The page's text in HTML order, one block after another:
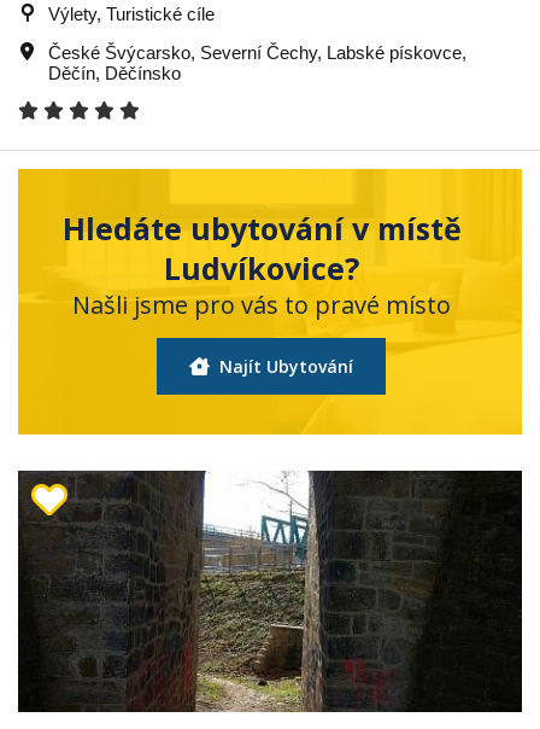
Výlety, Turistické cíle
České Švýcarsko, Severní Čechy, Labské pískovce,
Děčín, Děčínsko
Hledáte ubytování v místě
Ludvíkovice?
Našli jsme pro vás to pravé místo
Najít Ubytování